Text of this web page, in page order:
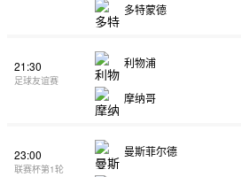
多特蒙德
21:30
足球友谊赛
利物浦
摩纳哥
23:00
联赛杯第1轮
曼斯菲尔德